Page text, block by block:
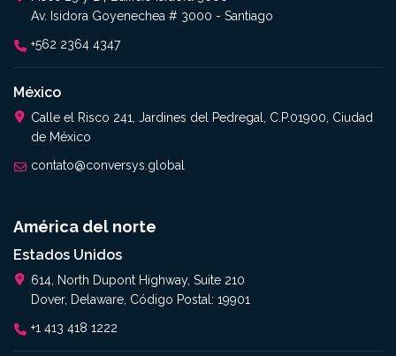
Av. Isidora Goyenechea # 3000 - Santiago
+562 2364 4347
México
Calle el Risco 241, Jardines del Pedregal, C.P.01900, Ciudad
de México
contato@conversys.global
América del norte
Estados Unidos
614, North Dupont Highway, Suite 210
Dover, Delaware, Código Postal: 19901
+1 413 418 1222